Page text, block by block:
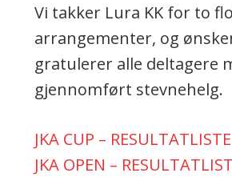
Vi takker Lura KK for to
arrangementer, og
gratulerer alle deltagere
gjennomført stevnehelg.
JKA CUP –
JKA OPEN –